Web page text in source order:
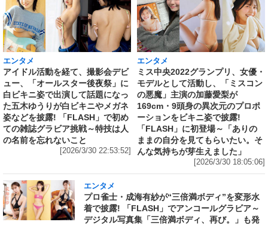
エンタメ
アイドル活動を経て、撮影会デビ
ュー、「オールスター後夜祭」に
白ビキニ姿で出演して話題になっ
た五木ゆうりが白ビキニやメガネ
姿などを披露! 「FLASH」で初め
ての雑誌グラビア挑戦～特技は人
の名前を忘れないこと
[2026/3/30 22:53:52]
エンタメ
ミス中央2022グランプリ、女優・
モデルとして活動し、「ミスコン
の悪魔」主演の加藤愛梨が
169cm・9頭身の異次元のプロポ
ーションをビキニ姿で披露!
「FLASH」に初登場～「ありの
ままの自分を見てもらいたい。そ
んな気持ちが芽生えました」
[2026/3/30 18:05:06]
エンタメ
プロ雀士・成海有紗が“三倍満ボディ”を変形水
着で披露! 「FLASH」でアンコールグラビア～
デジタル写真集「三倍満ボディ、再び。」も発